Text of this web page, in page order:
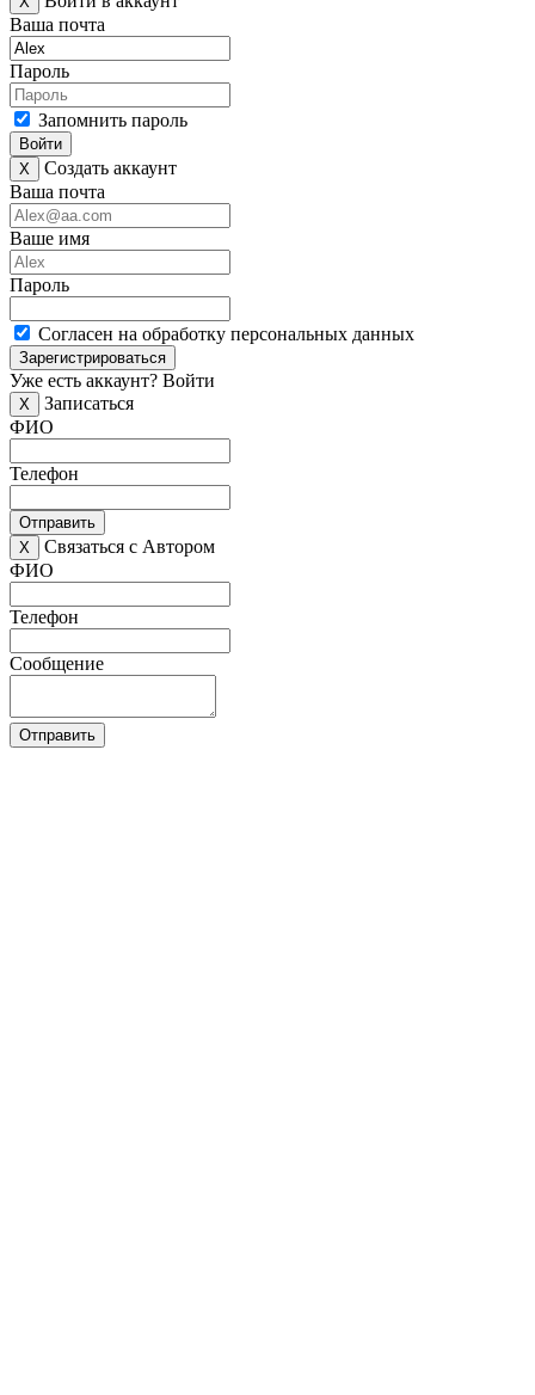
Ваша почта
Пароль
Запомнить пароль
Войти
X
Создать аккаунт
Ваша почта
Ваше имя
Пароль
Согласен на обработку персональных данных
Зарегистрироваться
Уже есть аккаунт? Войти
X
Записаться
ФИО
Телефон
Отправить
X
Связаться с Автором
ФИО
Телефон
Сообщение
Отправить